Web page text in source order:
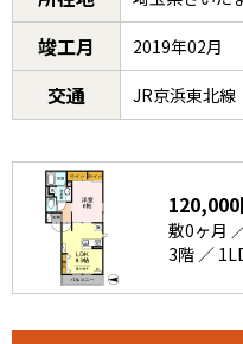
竣工月 2019年02月
交通 JR京浜東北線
敷0ヶ月
3階 ／